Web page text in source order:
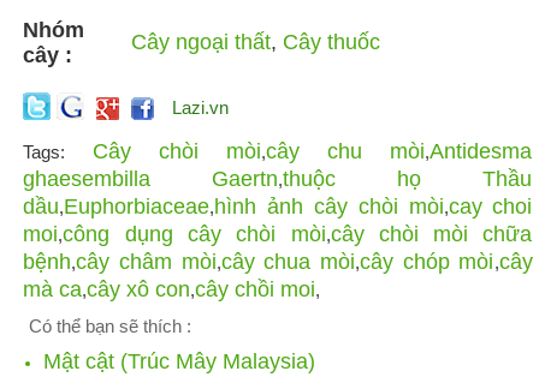
Nhóm
cây :
Cây ngoại thất, Cây thuốc
Lazi.vn
Tags: Cây chòi mòi,cây chu mòi,Antidesma
ghaesembilla Gaertn,thuộc họ Thầu
dầu,Euphorbiaceae,hình ảnh cây chòi mòi,cay choi
moi,công dụng cây chòi mòi,cây chòi mòi chữa
bệnh,cây châm mòi,cây chua mòi,cây chóp mòi,cây
mà ca,cây xô con,cây chồi moi,
Có thể bạn sẽ thích :
Mật cật (Trúc Mây Malaysia)